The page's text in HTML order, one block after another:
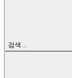
검색...